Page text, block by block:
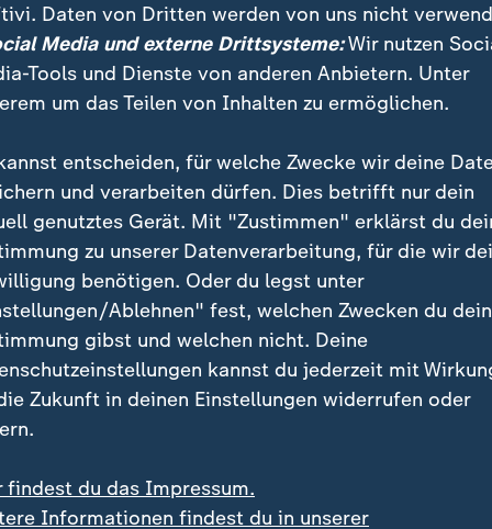
Dotcom-Blase wird -
ein technologischer
dessen wirtschaftliche Tragweite
vollständig abschätzbar ist.
Banking
Milliarden für die Zukunft
Infineon: Wie sich Engpässe vermeiden ließen
Daten von Dritten werden von uns nicht
Media und externe Drittsysteme:Wir nutzen
Tools und Dienste von anderen Anbietern. Unter
um das Teilen von Inhalten zu ermöglichen.
entscheiden, für welche Zwecke wir deine
und verarbeiten dürfen. Dies betrifft nur dein
genutztes Gerät. Mit "Zustimmen" erklärst du
zu unserer Datenverarbeitung, für die wir
benötigen. Oder du legst unter
Ablehnen" fest, welchen Zwecken du
gibst und welchen nicht. Deine
kannst du jederzeit mit
Zukunft in deinen Einstellungen widerrufen oder
findest du das Impressum.
Informationen findest du in unserer